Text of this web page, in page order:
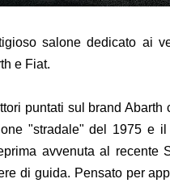
salone dedicato ai
e Fiat.
puntati sul brand
"stradale" del 1975 e
avvenuta al recente
di guida. Pensato per